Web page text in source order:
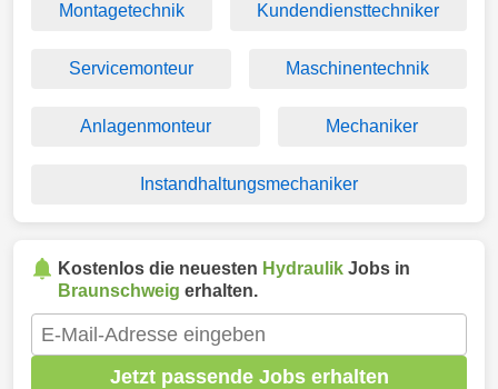
Montagetechnik Kundendiensttechniker
Servicemonteur Maschinentechnik
Anlagenmonteur Mechaniker
Instandhaltungsmechaniker
Kostenlos die neuesten Hydraulik Jobs in
Braunschweig erhalten.
Jetzt passende Jobs erhalten